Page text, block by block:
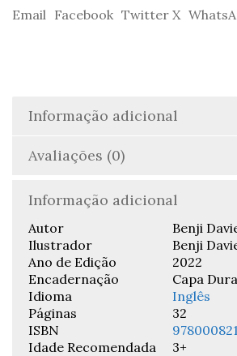
Email Facebook Twitter X
Informação adicional
Avaliações (0)
Informação adicional
Autor
Benji
Ilustrador
Benji
Ano de Edição
2022
Encadernação
Capa Dura
Idioma
Inglês
Páginas
32
ISBN
Idade Recomendada
3+